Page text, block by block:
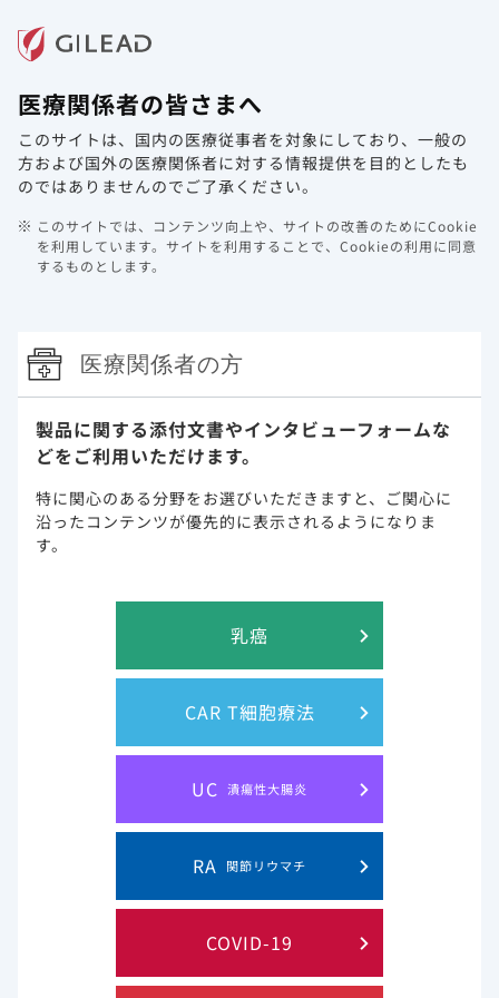
ホーム 製品情報
メディカルニュースを更新しました。
2021年6月10日 その他
肝疾患領域のメディカルニュースを更新しました。
このウェブサイト上に含まれる情報は、医師または薬剤師による指導に
代わるものではございません。
サイトマップ
医療関係者の皆さまへ
このサイトは、国内の医療従事者を対象にしており、 一般の
方および国外の医療関係者に対する情報提供を目的としたも
のではありませんのでご了承ください。
このサイトでは、コンテンツ向上や、サイトの改善のためにCookie
を利用しています。 サイトを利用することで、Cookieの利用に同意
するものとします。
医療関係者の方
製品に関する添付文書やインタビューフォームな
どをご利用いただけます。
特に関心のある分野をお選びいただきますと、 ご関心に
沿ったコンテンツが優先的に表示されるようになりま
す。
乳癌
CAR T細胞療法
UC 潰瘍性大腸炎
RA 関節リウマチ
COVID-19